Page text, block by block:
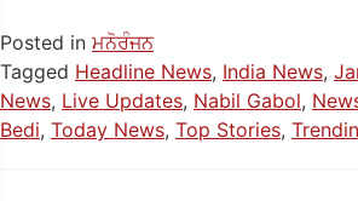
Posted in ਮਨੋਰੰਜਨ
Tagged Headline News, India News,
News, Live Updates, Nabil Gabol,
Bedi, Today News, Top Stories,